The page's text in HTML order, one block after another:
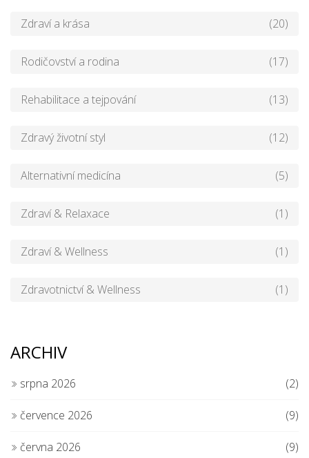
Zdraví a krása (20)
Rodičovství a rodina (17)
Rehabilitace a tejpování (13)
Zdravý životní styl (12)
Alternativní medicína (5)
Zdraví & Relaxace (1)
Zdraví & Wellness (1)
Zdravotnictví & Wellness (1)
ARCHIV
srpna 2026 (2)
července 2026 (9)
června 2026 (9)